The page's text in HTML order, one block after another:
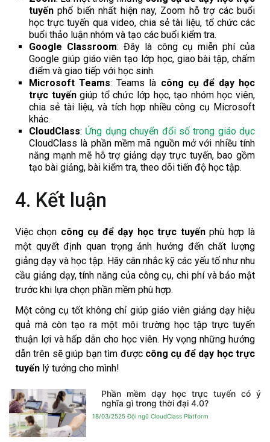
tuyến phổ biến nhất hiện nay, Zoom hỗ trợ các buổi
học trực tuyến qua video, chia sẻ tài liệu, tổ chức các
buổi thảo luận nhóm và tạo các buổi kiểm tra.
Google Classroom: Đây là công cụ miễn phí của
Google giúp giáo viên tạo lớp học, giao bài tập, chấm
điểm và giao tiếp với học sinh.
Microsoft Teams: Teams là công cụ để dạy học
trực tuyếngiúp tổ chức lớp học, tạo nhóm học viên,
chia sẻ tài liệu, và tích hợp nhiều công cụ Microsoft
khác.
CloudClass: Ứng dụng chuyển đổi số trong giáo dục
CloudClass là phần mềm mã nguồn mở với nhiều tính
năng mạnh mẽ hỗ trợ giảng dạy trực tuyến, bao gồm
tạo bài giảng, bài kiểm tra, theo dõi tiến độ học tập.
4. Kết luận
Việc chọn công cụ để dạy học trực tuyếnphù hợp là
một quyết định quan trọng ảnh hưởng đến chất lượng
giảng dạy và học tập. Hãy cân nhắc kỹ các yếu tố như nhu
cầu giảng dạy, tính năng của công cụ, chi phí và bảo mật
trước khi lựa chọn phần mềm phù hợp.
Một công cụ tốt không chỉ giúp giáo viên giảng dạy hiệu
quả mà còn tạo ra một môi trường học tập trực tuyến
thuận lợi và hấp dẫn cho học viên. Hy vọng những hướng
dẫn trên sẽ giúp bạn tìm được công cụ để dạy học trực
tuyến lý tưởng cho mình!
Phần mềm dạy học trực tuyến có ý
nghĩa gì trong thời đại 4.0?
18/03/2525 Đội ngũ CloudClass Platform